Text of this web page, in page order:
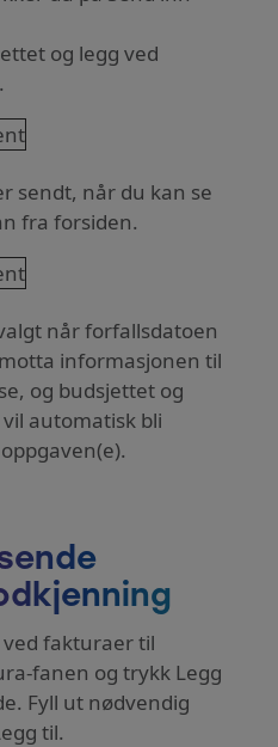
og legg ved
sendt, når du kan se
fra forsiden.
når forfallsdatoen
informasjonen til
og budsjettet og
automatisk bli
fakturaer til
fanen og trykk Legg
Fyll ut nødvendig
til.